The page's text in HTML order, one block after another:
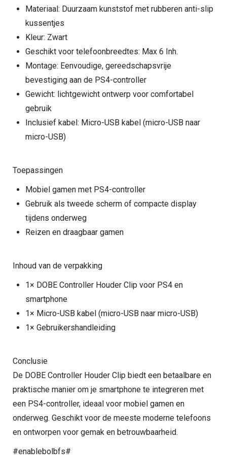
Materiaal: Duurzaam kunststof met rubberen anti-slip
kussentjes
Kleur: Zwart
Geschikt voor telefoonbreedtes: Max 6 Inh.
Montage: Eenvoudige, gereedschapsvrije
bevestiging aan de PS4-controller
Gewicht: lichtgewicht ontwerp voor comfortabel
gebruik
Inclusief kabel: Micro-USB kabel (micro-USB naar
micro-USB)
Toepassingen
Mobiel gamen met PS4-controller
Gebruik als tweede scherm of compacte display
tijdens onderweg
Reizen en draagbaar gamen
Inhoud van de verpakking
1× DOBE Controller Houder Clip voor PS4 en
smartphone
1× Micro-USB kabel (micro-USB naar micro-USB)
1× Gebruikershandleiding
Conclusie
De DOBE Controller Houder Clip biedt een betaalbare en
praktische manier om je smartphone te integreren met
een PS4-controller, ideaal voor mobiel gamen en
onderweg. Geschikt voor de meeste moderne telefoons
en ontworpen voor gemak en betrouwbaarheid.
#enablebolbfs#